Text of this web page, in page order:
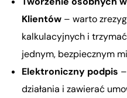
Klientów – warto
kalkulacyjnych i
jednym, bezpiecznym
Elektroniczny podpis
działania i zawierać